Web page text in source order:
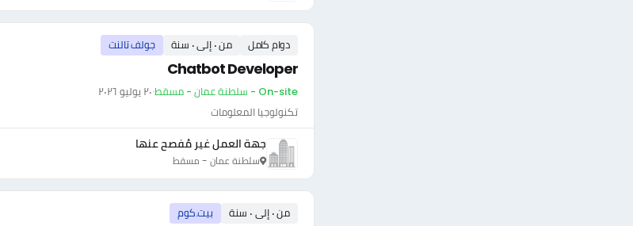
دوام كامل من ٠ إلى ٠ سنة جولف تالنت
Chatbot Developer
On-site - سلطنة عمان - مسقط ·٢٠ يوليو ٢٠٢٦
تكنولوجيا المعلومات
جهة العمل غير مُفصح عنها
سلطنة عمان - مسقط
من ٠ إلى ٠ سنة بيت.كوم